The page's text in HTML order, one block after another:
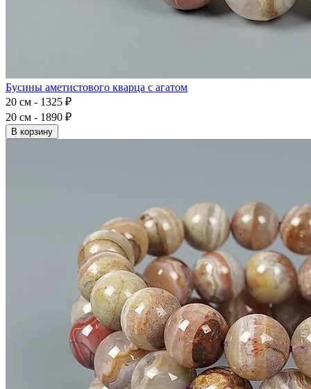
Бусины аметистового кварца с агатом
20 см - 1325 ₽
20 см - 1890 ₽
В корзину